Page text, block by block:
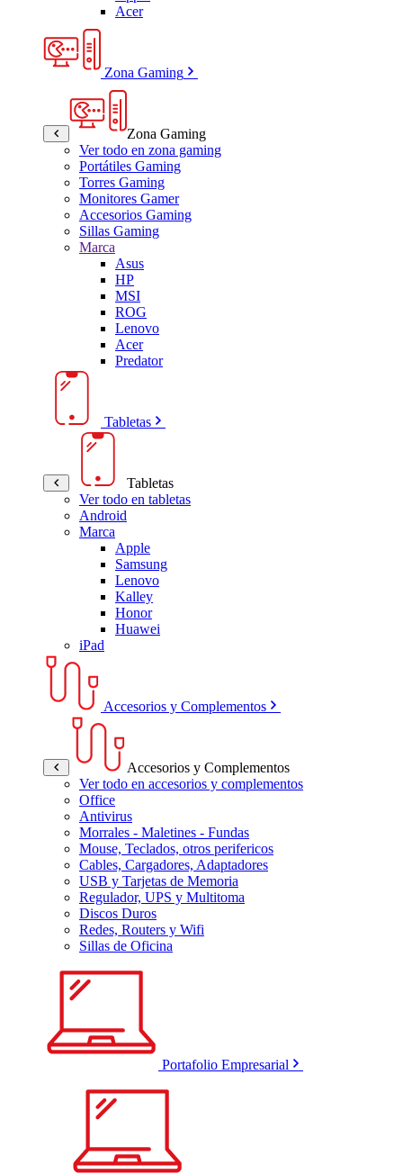
Acer
Zona Gaming
Zona Gaming
Ver todo en zona gaming
Portátiles Gaming
Torres Gaming
Monitores Gamer
Accesorios Gaming
Sillas Gaming
Marca
Asus
HP
MSI
ROG
Lenovo
Acer
Predator
Tabletas
Tabletas
Ver todo en tabletas
Android
Marca
Apple
Samsung
Lenovo
Kalley
Honor
Huawei
iPad
Accesorios y Complementos
Accesorios y Complementos
Ver todo en accesorios y complementos
Office
Antivirus
Morrales - Maletines - Fundas
Mouse, Teclados, otros perifericos
Cables, Cargadores, Adaptadores
USB y Tarjetas de Memoria
Regulador, UPS y Multitoma
Discos Duros
Redes, Routers y Wifi
Sillas de Oficina
Portafolio Empresarial